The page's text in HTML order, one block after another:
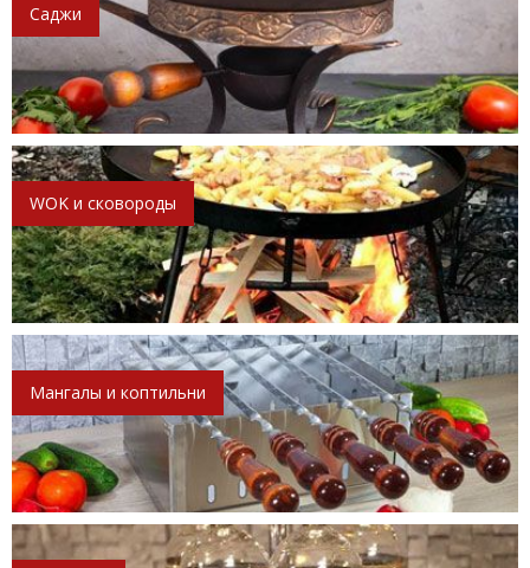
Саджи
WOK и сковороды
Мангалы и коптильни